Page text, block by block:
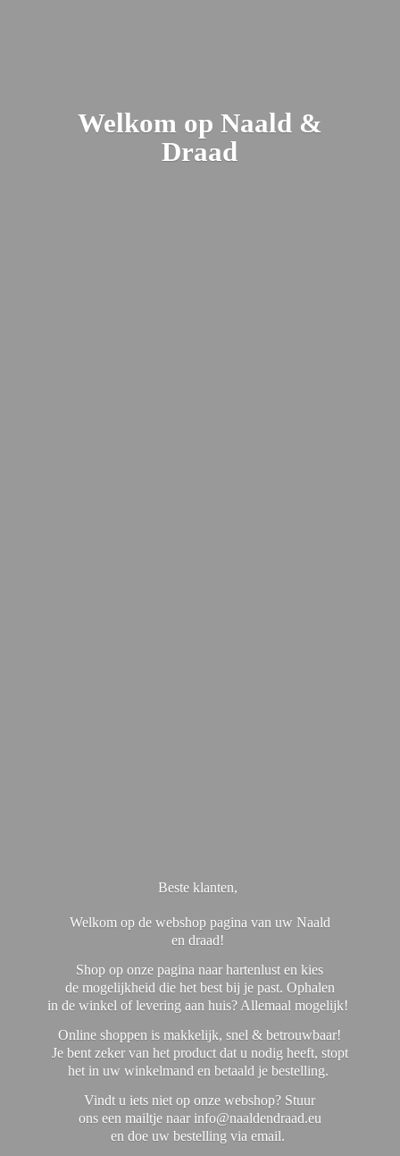
Welkom op Naald &
Draad
Beste klanten,
Welkom op de webshop pagina van uw Naald
en draad!
Shop op onze pagina naar hartenlust en kies
de mogelijkheid die het best bij je past. Ophalen
in de winkel of levering aan huis? Allemaal mogelijk!
Online shoppen is makkelijk, snel & betrouwbaar!
Je bent zeker van het product dat u nodig heeft, stopt
het in uw winkelmand en betaald je bestelling.
Vindt u iets niet op onze webshop? Stuur
ons een mailtje naar info@naaldendraad.eu
en doe uw bestelling via email.